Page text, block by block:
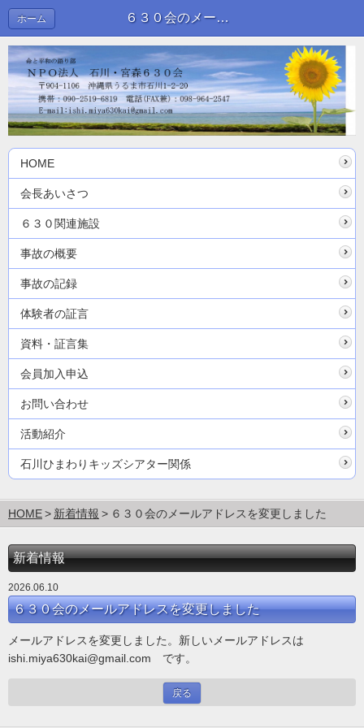
６３０会のメールアドレスを変更しました | 新着情報
ホーム
HOME
会長あいさつ
６３０関連施設
事故の概要
事故の記録
体験者の証言
資料・証言集
会員加入申込
お問い合わせ
活動紹介
石川ひまわりキッズシアター関係
HOME 新着情報 ６３０会のメールアドレスを変更しました
新着情報
2026.06.10
６３０会のメールアドレスを変更しました
メールアドレスを変更しました。新しいメールアドレスは
ishi.miya630kai@gmail.com です。
戻る